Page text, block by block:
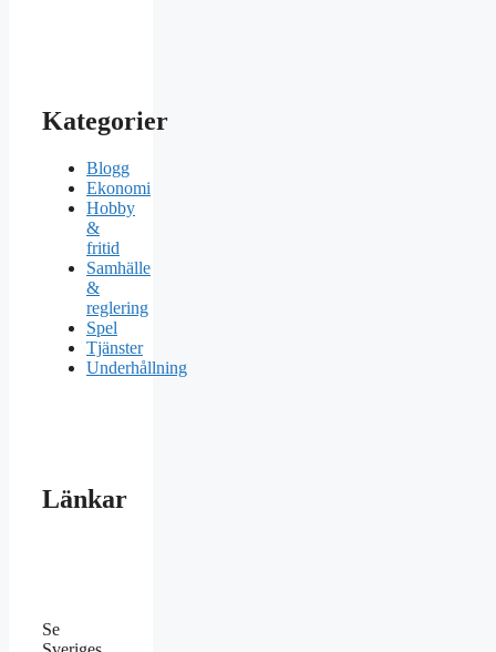
Kategorier
Blogg
Ekonomi
Hobby
&
fritid
Samhälle
&
reglering
Spel
Tjänster
Underhållning
Länkar
Se